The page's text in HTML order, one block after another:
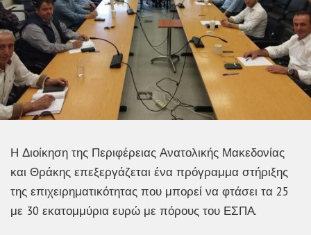
Η Διοίκηση της Περιφέρειας Ανατολικής Μακεδονίας
και Θράκης επεξεργάζεται ένα πρόγραμμα στήριξης
της επιχειρηματικότητας που μπορεί να φτάσει τα 25
με 30 εκατομμύρια ευρώ με πόρους του ΕΣΠΑ.